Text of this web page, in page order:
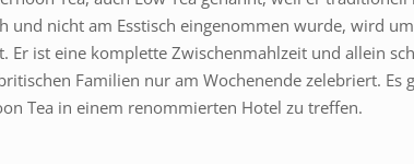
und nicht am Esstisch eingenommen wurde, wird
Er ist eine komplette Zwischenmahlzeit und allein
Familien nur am Wochenende zelebriert. Es
Tea in einem renommierten Hotel zu treffen.